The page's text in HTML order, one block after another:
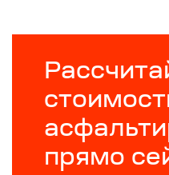
прямо